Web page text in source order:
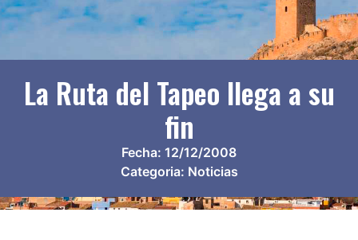
La Ruta del Tapeo llega a su
fin
Fecha: 12/12/2008
Categoria: Noticias